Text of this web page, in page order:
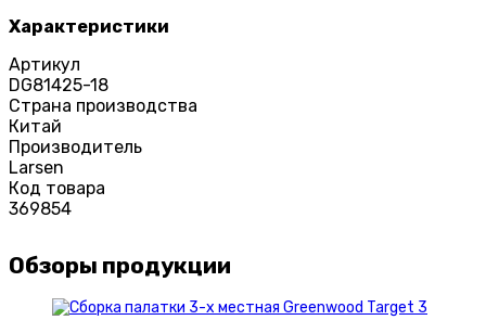
Характеристики
Артикул
DG81425-18
Страна производства
Китай
Производитель
Larsen
Код товара
369854
Обзоры продукции